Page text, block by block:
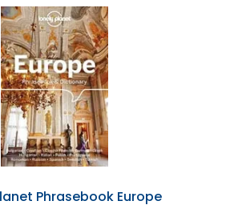
Phrasebook Europe